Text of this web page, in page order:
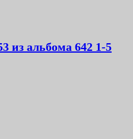
из альбома 642 1-5